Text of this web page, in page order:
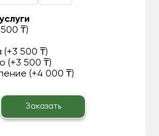
₸)
(+3 500 ₸)
(+3 500 ₸)
(+4 000 ₸)
Заказать